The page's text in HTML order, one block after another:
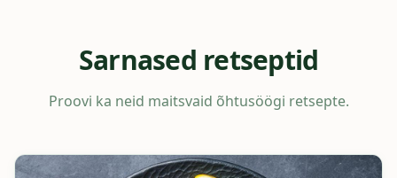
Sarnased retseptid
Proovi ka neid maitsvaid õhtusöögi retsepte.